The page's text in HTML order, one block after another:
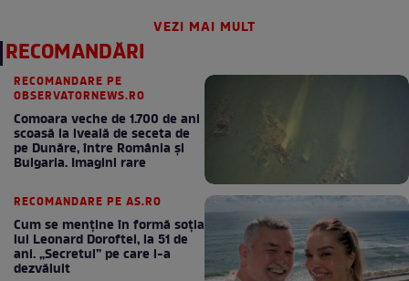
VEZI MAI MULT
RECOMANDĂRI
RECOMANDARE PE
OBSERVATORNEWS.RO
Comoara veche de 1.700 de ani
scoasă la iveală de seceta de
pe Dunăre, între România şi
Bulgaria. Imagini rare
RECOMANDARE PE AS.RO
Cum se menţine în formă soţia
lui Leonard Doroftei, la 51 de
ani. „Secretul” pe care l-a
dezvăluit